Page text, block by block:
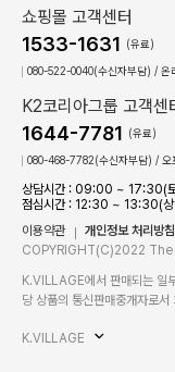
쇼핑몰 고객센터
1533-1631 (유료)
080-522-0040(수신자부담) / 온
K2코리아그룹 고객센
1644-7781 (유료)
080-468-7782(수신자부담) / 오
상담시간 : 09:00 ~ 17:30(토
점심시간 : 12:30 ~ 13:30(상
이용약관
개인정보 처리방침
COPYRIGHT(C)2022
K.VILLAGE에서 판매되는 일
당 상품의 통신판매중개자로
K.VILLAGE